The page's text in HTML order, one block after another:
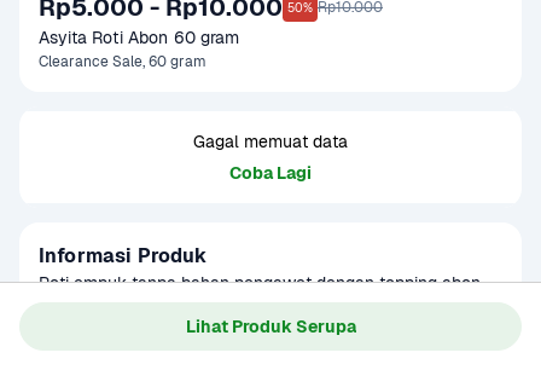
Lihat Produk Serupa
Rp5.000 - Rp10.000 50% Rp10.000
Asyita Roti Abon 60 gram
Clearance Sale, 60 gram
Gagal memuat data
Coba Lagi
Informasi Produk
Roti empuk tanpa bahan pengawet dengan topping abon
gurih yang lezat dan menggoda selera. Cocok untuk
camilan ringan, sarapan, atau bekal aktivitas sehari-hari.